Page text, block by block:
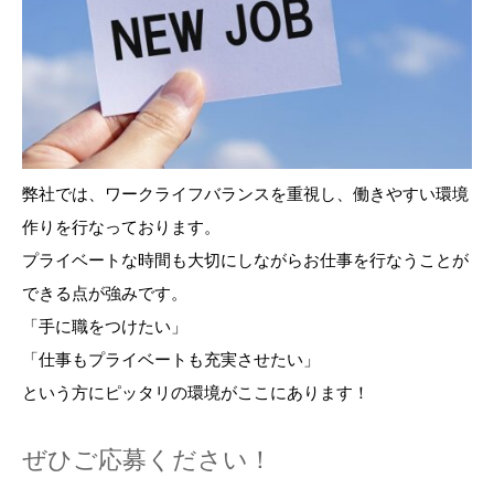
弊社では、ワークライフバランスを重視し、働きやすい環境
作りを行なっております。
プライベートな時間も大切にしながらお仕事を行なうことが
できる点が強みです。
「手に職をつけたい」
「仕事もプライベートも充実させたい」
という方にピッタリの環境がここにあります！
ぜひご応募ください！